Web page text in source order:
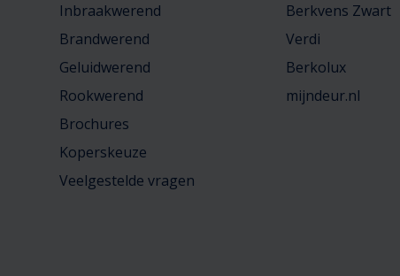
Inbraakwerend
Brandwerend
Geluidwerend
Rookwerend
Brochures
Koperskeuze
Veelgestelde vragen
Berkvens Zwart
Verdi
Berkolux
mijndeur.nl